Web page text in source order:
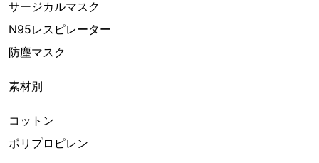
サージカルマスク
N95レスピレーター
防塵マスク
素材別
コットン
ポリプロピレン